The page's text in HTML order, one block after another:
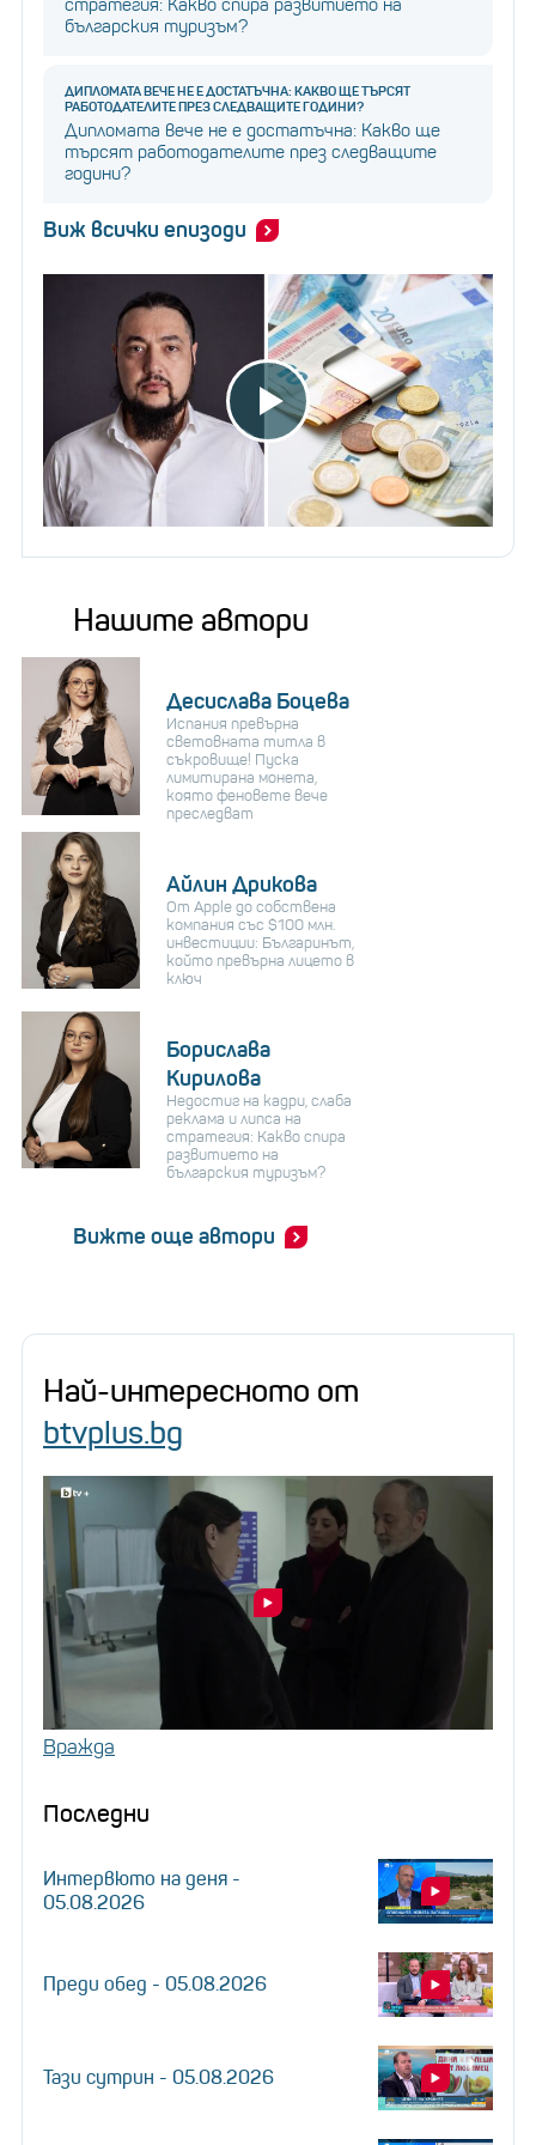
стратегия: Какво спира развитието на
българския туризъм?
ДИПЛОМАТА ВЕЧЕ НЕ Е ДОСТАТЪЧНА: КАКВО ЩЕ ТЪРСЯТ
РАБОТОДАТЕЛИТЕ ПРЕЗ СЛЕДВАЩИТЕ ГОДИНИ?
Дипломата вече не е достатъчна: Какво ще
търсят работодателите през следващите
години?
Виж всички епизоди
Нашите автори
Десислава Боцева
Испания превърна
световната титла в
съкровище! Пуска
лимитирана монета,
която феновете вече
преследват
Айлин Дрикова
От Apple до собствена
компания със $100 млн.
инвестиции: Българинът,
който превърна лицето в
ключ
Борислава
Кирилова
Недостиг на кадри, слаба
реклама и липса на
стратегия: Какво спира
развитието на
българския туризъм?
Вижте още автори
Най-интересното от
btvplus.bg
Вражда
Последни
Интервюто на деня -
05.08.2026
Преди обед - 05.08.2026
Тази сутрин - 05.08.2026